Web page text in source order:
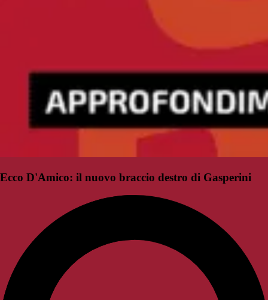
Ecco D'Amico: il nuovo braccio destro di Gasperini